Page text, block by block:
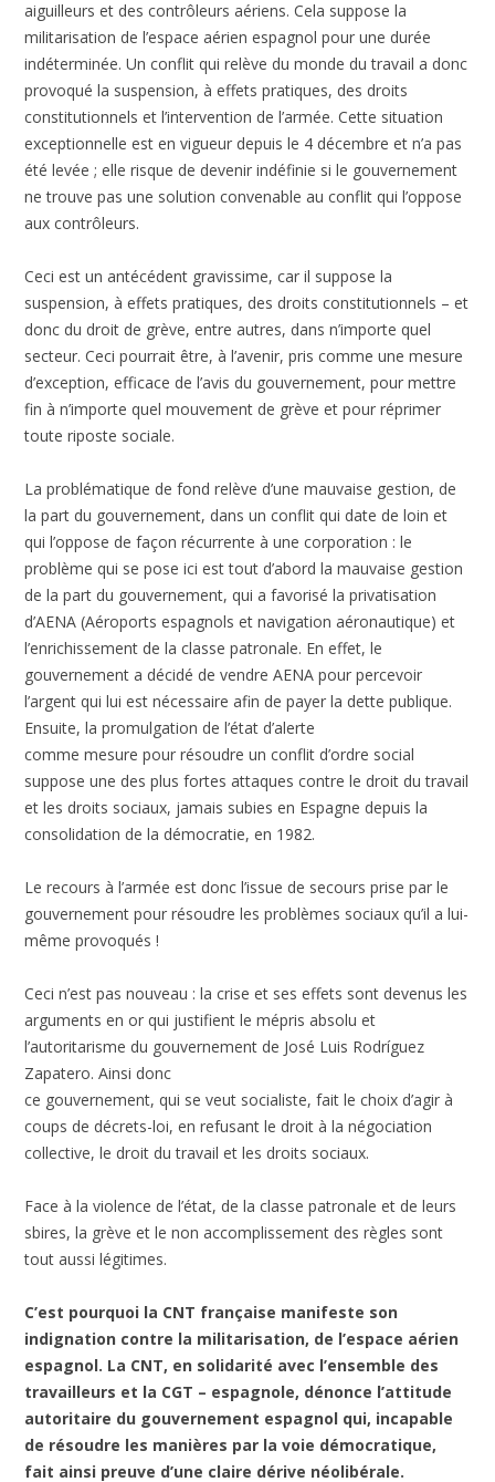
aiguilleurs et des contrôleurs aériens. Cela suppose la
militarisation de l’espace aérien espagnol pour une durée
indéterminée. Un conflit qui relève du monde du travail a donc
provoqué la suspension, à effets pratiques, des droits
constitutionnels et l’intervention de l’armée. Cette situation
exceptionnelle est en vigueur depuis le 4 décembre et n’a pas
été levée ; elle risque de devenir indéfinie si le gouvernement
ne trouve pas une solution convenable au conflit qui l’oppose
aux contrôleurs.
Ceci est un antécédent gravissime, car il suppose la
suspension, à effets pratiques, des droits constitutionnels – et
donc du droit de grève, entre autres, dans n’importe quel
secteur. Ceci pourrait être, à l’avenir, pris comme une mesure
d’exception, efficace de l’avis du gouvernement, pour mettre
fin à n’importe quel mouvement de grève et pour réprimer
toute riposte sociale.
La problématique de fond relève d’une mauvaise gestion, de
la part du gouvernement, dans un conflit qui date de loin et
qui l’oppose de façon récurrente à une corporation : le
problème qui se pose ici est tout d’abord la mauvaise gestion
de la part du gouvernement, qui a favorisé la privatisation
d’AENA (Aéroports espagnols et navigation aéronautique) et
l’enrichissement de la classe patronale. En effet, le
gouvernement a décidé de vendre AENA pour percevoir
l’argent qui lui est nécessaire afin de payer la dette publique.
Ensuite, la promulgation de l’état d’alerte
comme mesure pour résoudre un conflit d’ordre social
suppose une des plus fortes attaques contre le droit du travail
et les droits sociaux, jamais subies en Espagne depuis la
consolidation de la démocratie, en 1982.
Le recours à l’armée est donc l’issue de secours prise par le
gouvernement pour résoudre les problèmes sociaux qu’il a lui-
même provoqués !
Ceci n’est pas nouveau : la crise et ses effets sont devenus les
arguments en or qui justifient le mépris absolu et
l’autoritarisme du gouvernement de José Luis Rodríguez
Zapatero. Ainsi donc
ce gouvernement, qui se veut socialiste, fait le choix d’agir à
coups de décrets-loi, en refusant le droit à la négociation
collective, le droit du travail et les droits sociaux.
Face à la violence de l’état, de la classe patronale et de leurs
sbires, la grève et le non accomplissement des règles sont
tout aussi légitimes.
C’est pourquoi la CNT française manifeste son
indignation contre la militarisation, de l’espace aérien
espagnol. La CNT, en solidarité avec l’ensemble des
travailleurs et la CGT – espagnole, dénonce l’attitude
autoritaire du gouvernement espagnol qui, incapable
de résoudre les manières par la voie démocratique,
fait ainsi preuve d’une claire dérive néolibérale.